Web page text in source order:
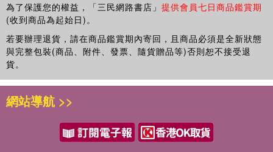
Written using precise definitions and proofs throughout on
a foundation of advanced content knowledge, Weiss offers
a compelling and timely investigation into the secondary
mathematics curriculum, relevant for preservice
scholars in both mathematics and mathematics education.
為了保護您的權益，「三民網路書店」 提供會員七日商品鑑賞期
(收到商品為起始日)。
若要辦理退貨，請在商品鑑賞期內寄回，且商品必須是全新狀態
與完整包裝(商品、附件、發票、隨貨贈品等)否則恕不接受退
貨。
網站導航 >>